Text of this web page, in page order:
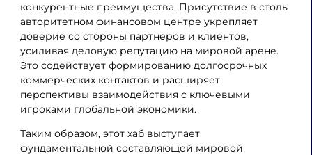
конкурентные преимущества. Присутствие в столь
авторитетном финансовом центре укрепляет
доверие со стороны партнеров и клиентов,
усиливая деловую репутацию на мировой арене.
Это содействует формированию долгосрочных
коммерческих контактов и расширяет
перспективы взаимодействия с ключевыми
игроками глобальной экономики.
Таким образом, этот хаб выступает
фундаментальной составляющей мировой